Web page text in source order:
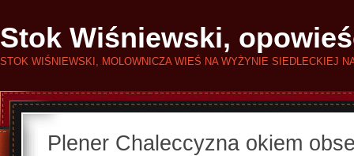
Stok Wiśniewski,
STOK WIŚNIEWSKI, MOLOWNICZA WIEŚ NA WYŻYNIE SIEDLECKIEJ
Plener Chaleccyzna okiem